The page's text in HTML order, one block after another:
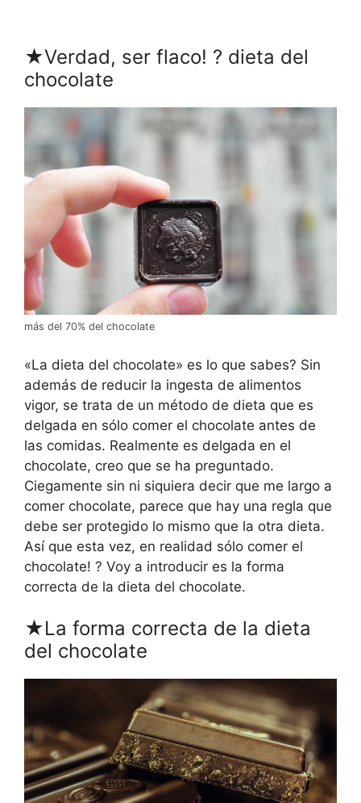
★Verdad, ser flaco! ? dieta del
chocolate
más del 70% del chocolate
«La dieta del chocolate» es lo que sabes? Sin
además de reducir la ingesta de alimentos
vigor, se trata de un método de dieta que es
delgada en sólo comer el chocolate antes de
las comidas. Realmente es delgada en el
chocolate, creo que se ha preguntado.
Ciegamente sin ni siquiera decir que me largo a
comer chocolate, parece que hay una regla que
debe ser protegido lo mismo que la otra dieta.
Así que esta vez, en realidad sólo comer el
chocolate! ? Voy a introducir es la forma
correcta de la dieta del chocolate.
★La forma correcta de la dieta
del chocolate